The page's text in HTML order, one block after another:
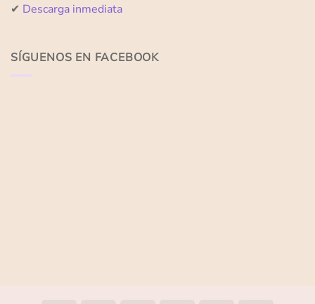
✔ Descarga inmediata
SÍGUENOS EN FACEBOOK